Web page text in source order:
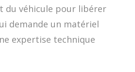
du véhicule pour libérer
demande un matériel
expertise technique